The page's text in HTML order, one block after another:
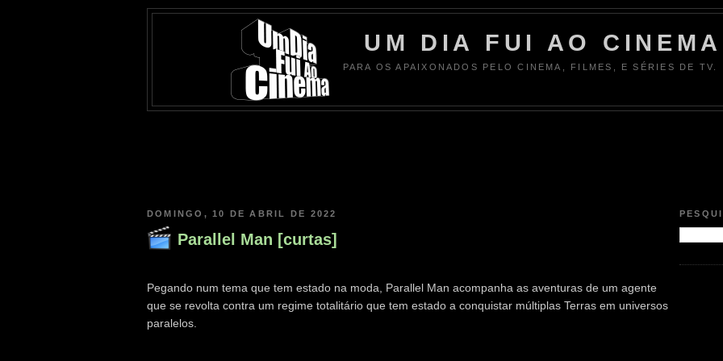
UM DIA FUI AO CINEMA
PARA OS APAIXONADOS PELO CINEMA, FILMES, E SÉRIES DE TV.
DOMINGO, 10 DE ABRIL DE 2022
Parallel Man [curtas]
Pegando num tema que tem estado na moda, Parallel Man acompanha as aventuras de um agente
que se revolta contra um regime totalitário que tem estado a conquistar múltiplas Terras em universos
paralelos.